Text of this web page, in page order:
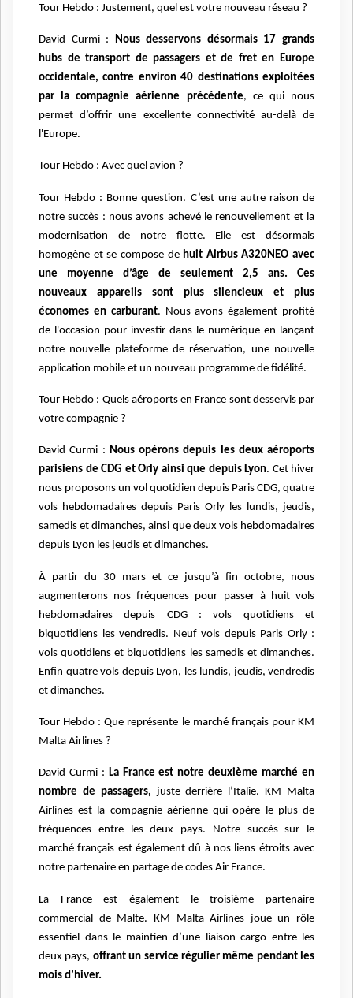
Tour Hebdo : Justement, quel est votre nouveau réseau ?
David Curmi : Nous desservons désormais 17 grands
hubs de transport de passagers et de fret en Europe
occidentale, contre environ 40 destinations exploitées
par la compagnie aérienne précédente, ce qui nous
permet d’offrir une excellente connectivité au-delà de
l'Europe.
Tour Hebdo : Avec quel avion ?
Tour Hebdo : Bonne question. C’est une autre raison de
notre succès : nous avons achevé le renouvellement et la
modernisation de notre flotte. Elle est désormais
homogène et se compose de huit Airbus A320NEO avec
une moyenne d’âge de seulement 2,5 ans. Ces
nouveaux appareils sont plus silencieux et plus
économes en carburant. Nous avons également profité
de l'occasion pour investir dans le numérique en lançant
notre nouvelle plateforme de réservation, une nouvelle
application mobile et un nouveau programme de fidélité.
Tour Hebdo : Quels aéroports en France sont desservis par
votre compagnie ?
David Curmi : Nous opérons depuis les deux aéroports
parisiens de CDG et Orly ainsi que depuis Lyon. Cet hiver
nous proposons un vol quotidien depuis Paris CDG, quatre
vols hebdomadaires depuis Paris Orly les lundis, jeudis,
samedis et dimanches, ainsi que deux vols hebdomadaires
depuis Lyon les jeudis et dimanches.
À partir du 30 mars et ce jusqu’à fin octobre, nous
augmenterons nos fréquences pour passer à huit vols
hebdomadaires depuis CDG : vols quotidiens et
biquotidiens les vendredis. Neuf vols depuis Paris Orly :
vols quotidiens et biquotidiens les samedis et dimanches.
Enfin quatre vols depuis Lyon, les lundis, jeudis, vendredis
et dimanches.
Tour Hebdo : Que représente le marché français pour KM
Malta Airlines ?
David Curmi : La France est notre deuxième marché en
nombre de passagers, juste derrière l’Italie. KM Malta
Airlines est la compagnie aérienne qui opère le plus de
fréquences entre les deux pays. Notre succès sur le
marché français est également dû à nos liens étroits avec
notre partenaire en partage de codes Air France.
La France est également le troisième partenaire
commercial de Malte. KM Malta Airlines joue un rôle
essentiel dans le maintien d’une liaison cargo entre les
deux pays, offrant un service régulier même pendant les
mois d’hiver.